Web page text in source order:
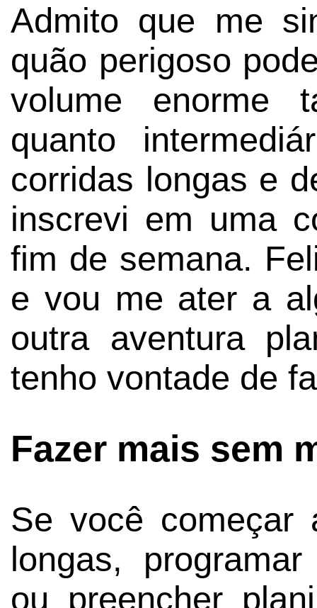
Admito que me
quão perigoso
volume enorme
quanto
corridas longas e
inscrevi em uma
fim de semana.
e vou me ater a
outra aventura
tenho vontade de
Fazer mais sem
Se você começar
longas,
ou preencher